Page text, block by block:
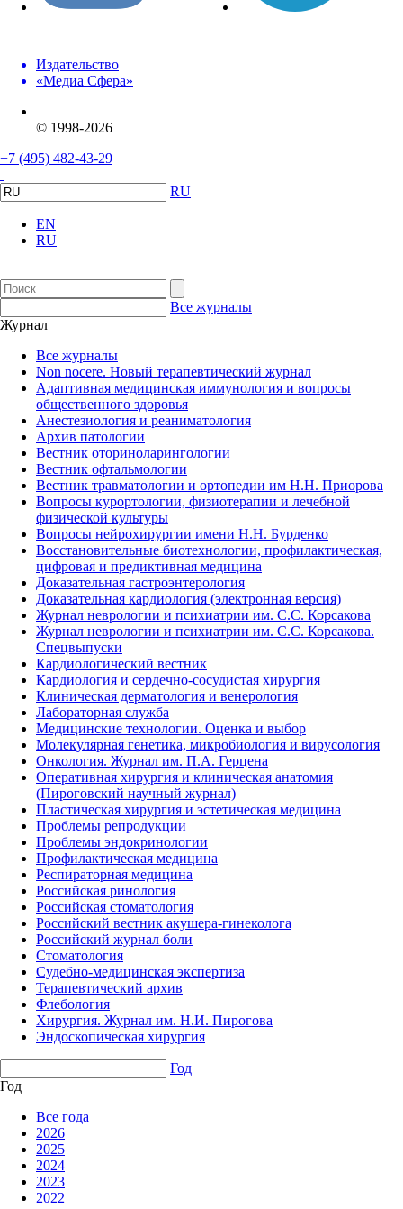
Издательство
«Медиа Сфера»
© 1998-2026
+7 (495) 482-43-29
RU
EN
RU
Все журналы
Журнал
Все журналы
Non nocere. Новый терапевтический журнал
Адаптивная медицинская иммунология и вопросы
общественного здоровья
Анестезиология и реаниматология
Архив патологии
Вестник оториноларингологии
Вестник офтальмологии
Вестник травматологии и ортопедии им Н.Н. Приорова
Вопросы курортологии, физиотерапии и лечебной
физической культуры
Вопросы нейрохирургии имени Н.Н. Бурденко
Восстановительные биотехнологии, профилактическая,
цифровая и предиктивная медицина
Доказательная гастроэнтерология
Доказательная кардиология (электронная версия)
Журнал неврологии и психиатрии им. С.С. Корсакова
Журнал неврологии и психиатрии им. С.С. Корсакова.
Спецвыпуски
Кардиологический вестник
Кардиология и сердечно-сосудистая хирургия
Клиническая дерматология и венерология
Лабораторная служба
Медицинские технологии. Оценка и выбор
Молекулярная генетика, микробиология и вирусология
Онкология. Журнал им. П.А. Герцена
Оперативная хирургия и клиническая анатомия
(Пироговский научный журнал)
Пластическая хирургия и эстетическая медицина
Проблемы репродукции
Проблемы эндокринологии
Профилактическая медицина
Респираторная медицина
Российская ринология
Российская стоматология
Российский вестник акушера-гинеколога
Российский журнал боли
Стоматология
Судебно-медицинская экспертиза
Терапевтический архив
Флебология
Хирургия. Журнал им. Н.И. Пирогова
Эндоскопическая хирургия
Год
Год
Все года
2026
2025
2024
2023
2022